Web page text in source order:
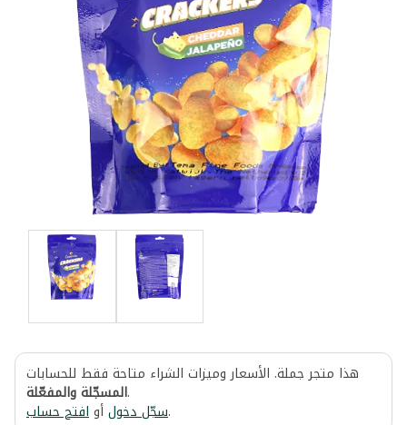
هذا متجر جملة. الأسعار وميزات الشراء متاحة فقط للحسابات
المسجّلة والمفعّلة.
سجّل دخولأوافتح حساب .